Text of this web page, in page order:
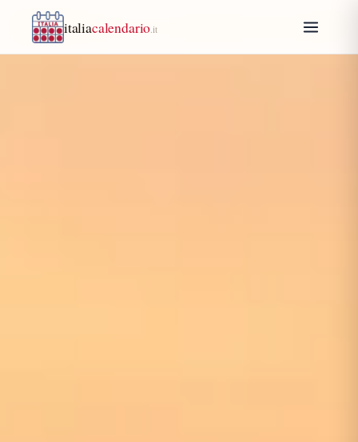
italiacalendario .it